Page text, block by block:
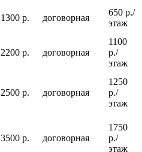
1300 р. договорная
650 р./
этаж
2200 р. договорная
1100
р./
этаж
2500 р. договорная
1250
р./
этаж
3500 р. договорная
1750
р./
этаж